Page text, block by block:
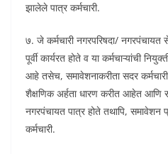
झालेले पात्र कर्मचारी.
७. जे कर्मचारी नगरपरिषदा/
पूर्वी कार्यरत होते व या कर्मचाऱ्यांची
आहे तसेच, समावेशनाकरीता सदर कर्मचारी
शैक्षणिक अर्हता धारण करीत आहेत आणि
नगरपंचायत पात्र होते तथापि, समावेशन
कर्मचारी.